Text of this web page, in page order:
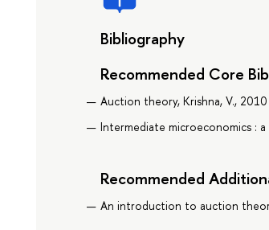
Bibliography
Recommended Core
Auction theory, Krishna, V., 2010
Intermediate microeconomics : a
Recommended
An introduction to auction